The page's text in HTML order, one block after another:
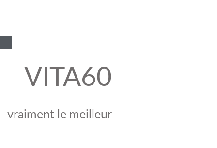
VITA60
vraiment le meilleur